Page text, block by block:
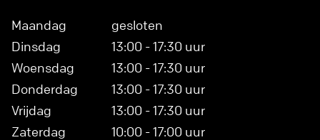
Maandag
gesloten
Dinsdag
13:00 - 17:30 uur
Woensdag
13:00 - 17:30 uur
Donderdag
13:00 - 17:30 uur
Vrijdag
13:00 - 17:30 uur
Zaterdag
10:00 - 17:00 uur